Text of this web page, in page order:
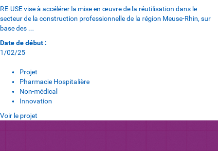
RE-USE vise à accélérer la mise en œuvre de la réutilisation dans le
secteur de la construction professionnelle de la région Meuse-Rhin, sur
base des ...
Date de début :
1/02/25
Projet
Pharmacie Hospitalière
Non-médical
Innovation
Voir le projet